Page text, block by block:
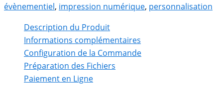
évènementiel, impression numérique, personnalisation
Description du Produit
Informations complémentaires
Configuration de la Commande
Préparation des Fichiers
Paiement en Ligne